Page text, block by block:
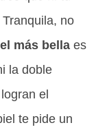
no
más bella es
la doble
el
te pide un